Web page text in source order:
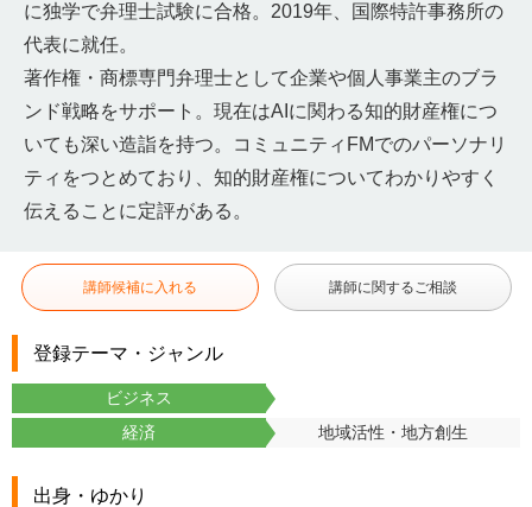
に独学で弁理士試験に合格。2019年、国際特許事務所の
代表に就任。
著作権・商標専門弁理士として企業や個人事業主のブラ
ンド戦略をサポート。現在はAIに関わる知的財産権につ
いても深い造詣を持つ。コミュニティFMでのパーソナリ
ティをつとめており、知的財産権についてわかりやすく
伝えることに定評がある。
講師候補に入れる 講師に関するご相談
登録テーマ・ジャンル
ビジネス
経済
地域活性・地方創生
出身・ゆかり